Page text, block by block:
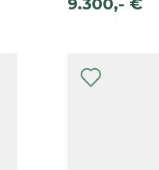
9.300,- €